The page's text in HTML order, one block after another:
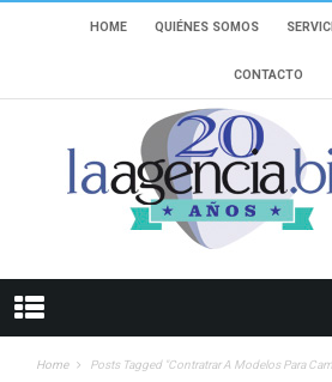
HOME QUIÉNES SOMOS
CONTACTO
Home Posts Tagged "Contratrar A Modelos Para